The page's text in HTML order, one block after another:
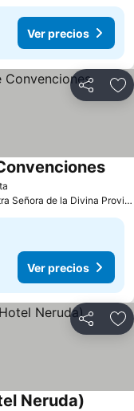
Ver precios
Compartir
a 2.1 km de: Nuestra Señora de la Divina Providencia
Ver precios
Compartir
Neruda)